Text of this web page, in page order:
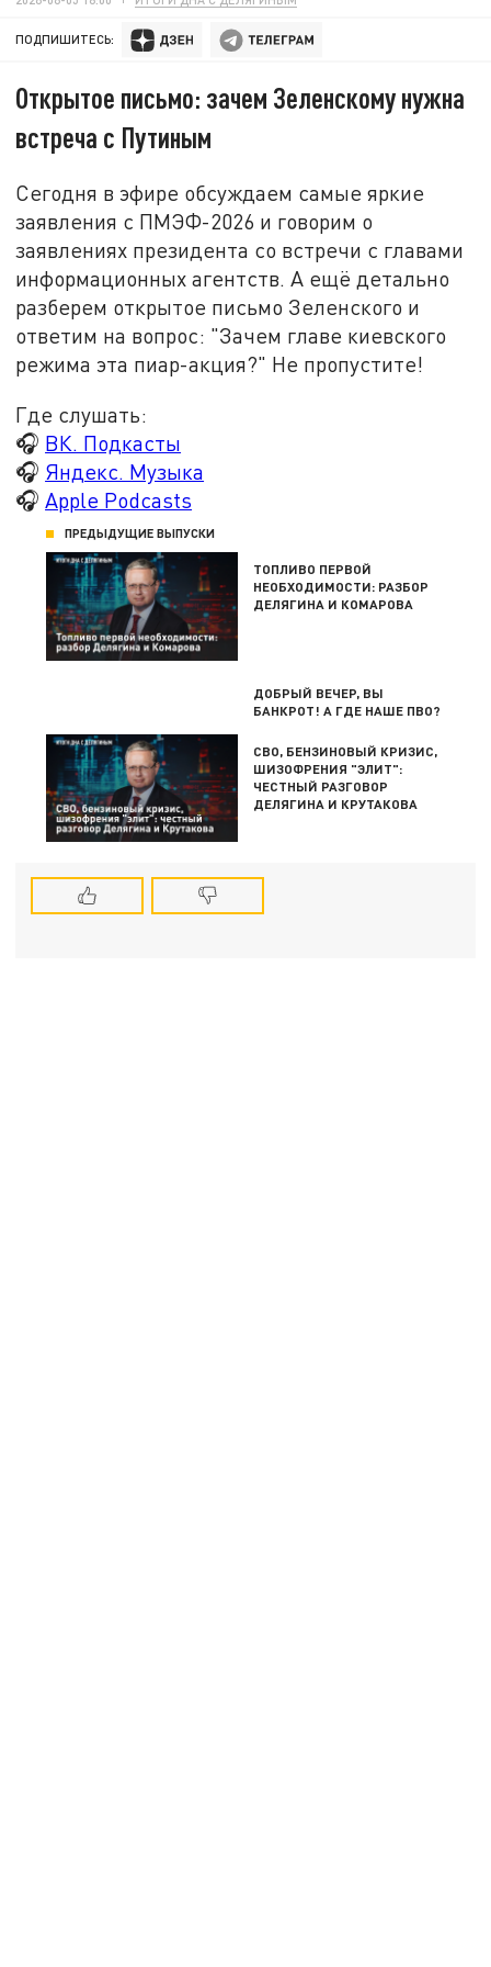
ПОДПИШИТЕСЬ:
Открытое письмо: зачем Зеленскому нужна
встреча с Путиным
Сегодня в эфире обсуждаем самые яркие
заявления с ПМЭФ-2026 и говорим о
заявлениях президента со встречи с главами
информационных агентств. А ещё детально
разберем открытое письмо Зеленского и
ответим на вопрос: "Зачем главе киевского
режима эта пиар-акция?" Не пропустите!
Где слушать:
🎧 ВК. Подкасты
🎧 Яндекс. Музыка
🎧 Apple Podcasts
ПРЕДЫДУЩИЕ ВЫПУСКИ
ТОПЛИВО ПЕРВОЙ
НЕОБХОДИМОСТИ: РАЗБОР
ДЕЛЯГИНА И КОМАРОВА
ДОБРЫЙ ВЕЧЕР, ВЫ
БАНКРОТ! А ГДЕ НАШЕ ПВО?
СВО, БЕНЗИНОВЫЙ КРИЗИС,
ШИЗОФРЕНИЯ "ЭЛИТ":
ЧЕСТНЫЙ РАЗГОВОР
ДЕЛЯГИНА И КРУТАКОВА